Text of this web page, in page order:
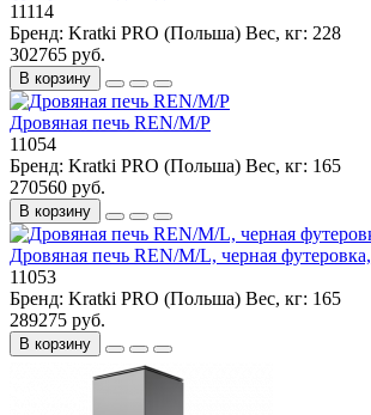
11114
Бренд: Kratki PRO (Польша) Вес, кг: 228
302765 руб.
В корзину
Дровяная печь REN/M/P
11054
Бренд: Kratki PRO (Польша) Вес, кг: 165
270560 руб.
В корзину
Дровяная печь REN/M/L, черная
11053
Бренд: Kratki PRO (Польша) Вес, кг: 165
289275 руб.
В корзину